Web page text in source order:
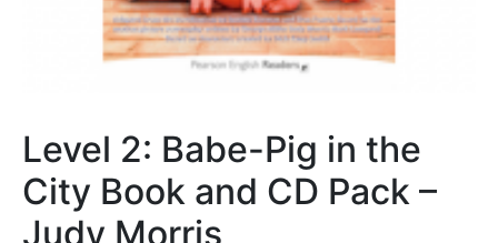
Level 2: Babe-Pig in the
City Book and CD Pack –
Judy Morris